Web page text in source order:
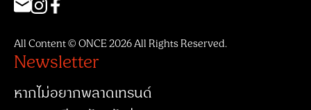
All Content © ONCE 2026 All Rights Reserved.
Newsletter
หากไม่อยากพลาดเทรนด์